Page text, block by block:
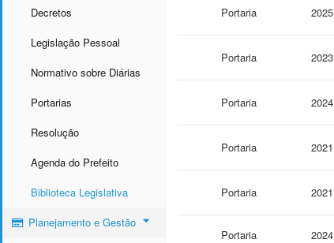
Decretos
Legislação Pessoal
Normativo sobre Diárias
Portarias
Resolução
Agenda do Prefeito
Biblioteca Legislativa
Planejamento e Gestão
Portaria 2025
Portaria 2023
Portaria 2024
Portaria 2021
Portaria 2021
Portaria 2024